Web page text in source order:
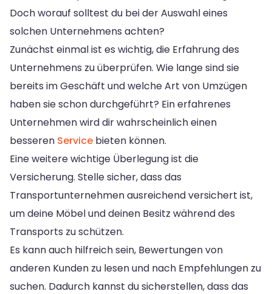
Doch worauf solltest du bei der Auswahl eines
solchen Unternehmens achten?
Zunächst einmal ist es wichtig, die Erfahrung des
Unternehmens zu überprüfen. Wie lange sind sie
bereits im Geschäft und welche Art von Umzügen
haben sie schon durchgeführt? Ein erfahrenes
Unternehmen wird dir wahrscheinlich einen
besseren Service bieten können.
Eine weitere wichtige Überlegung ist die
Versicherung. Stelle sicher, dass das
Transportunternehmen ausreichend versichert ist,
um deine Möbel und deinen Besitz während des
Transports zu schützen.
Es kann auch hilfreich sein, Bewertungen von
anderen Kunden zu lesen und nach Empfehlungen zu
suchen. Dadurch kannst du sicherstellen, dass das